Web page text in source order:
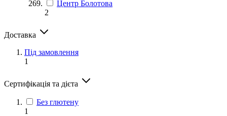
Центр Болотова
2
Доставка
Під замовлення
1
Сертифікація та дієта
Без глютену
1